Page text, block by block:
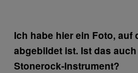
Ich habe hier ein Foto, auf
abgebildet ist. Ist das
Stonerock-Instrument?